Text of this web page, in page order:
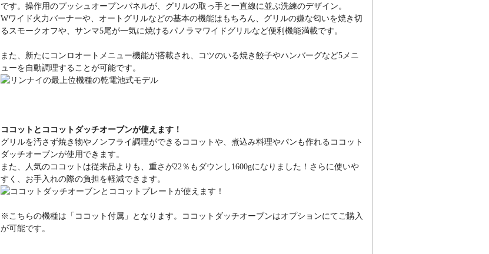
です。操作用のプッシュオープンパネルが、グリルの取っ手と一直線に並ぶ洗練のデザイン。
Wワイド火力バーナーや、オートグリルなどの基本の機能はもちろん、グリルの嫌な匂いを焼き切
るスモークオフや、サンマ5尾が一気に焼けるパノラマワイドグリルなど便利機能満載です。
また、新たにコンロオートメニュー機能が搭載され、コツのいる焼き餃子やハンバーグなど5メニ
ューを自動調理することが可能です。
ココットとココットダッチオーブンが使えます！
グリルを汚さず焼き物やノンフライ調理ができるココットや、煮込み料理やパンも作れるココット
ダッチオーブンが使用できます。
また、人気のココットは従来品よりも、重さが22％もダウンし1600gになりました！さらに使いや
すく、お手入れの際の負担を軽減できます。
※こちらの機種は「ココット付属」となります。ココットダッチオーブンはオプションにてご購入
が可能です。